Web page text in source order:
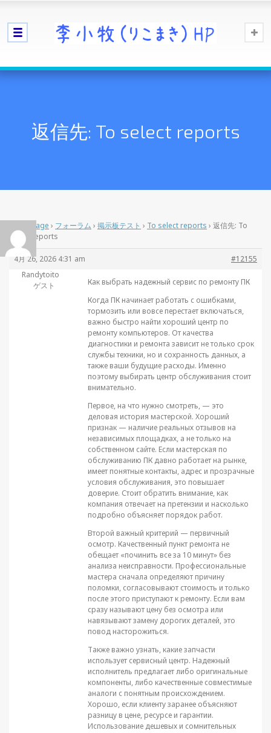
返信先: To select reports
Home Page › フォーラム › 掲示板テスト › To select reports › 返信先: To
select reports
4月 26, 2026 4:31 am
#12155
Randytoito
ゲスト
Как выбрать надежный сервис по ремонту ПК
Когда ПК начинает работать с ошибками,
тормозить или вовсе перестает включаться,
важно быстро найти хороший центр по
ремонту компьютеров. От качества
диагностики и ремонта зависит не только срок
службы техники, но и сохранность данных, а
также ваши будущие расходы. Именно
поэтому выбирать центр обслуживания стоит
внимательно.
Первое, на что нужно смотреть, — это
деловая история мастерской. Хороший
признак — наличие реальных отзывов на
независимых площадках, а не только на
собственном сайте. Если мастерская по
обслуживанию ПК давно работает на рынке,
имеет понятные контакты, адрес и прозрачные
условия обслуживания, это повышает
доверие. Стоит обратить внимание, как
компания отвечает на претензии и насколько
подробно объясняет порядок работ.
Второй важный критерий — первичный
осмотр. Качественный пункт ремонта не
обещает «починить все за 10 минут» без
анализа неисправности. Профессиональные
мастера сначала определяют причину
поломки, согласовывают стоимость и только
после этого приступают к ремонту. Если вам
сразу называют цену без осмотра или
навязывают замену дорогих деталей, это
повод насторожиться.
Также важно узнать, какие запчасти
использует сервисный центр. Надежный
исполнитель предлагает либо оригинальные
компоненты, либо качественные совместимые
аналоги с понятным происхождением.
Хорошо, если клиенту заранее объясняют
разницу в цене, ресурсе и гарантии.
Использование дешевых и сомнительных